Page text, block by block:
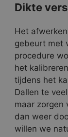
Dikte
Het
gebeurt met
procedure
het
tijdens het
Dallen te
maar zorgen
dan weer
willen we